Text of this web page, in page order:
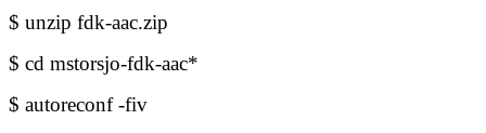
$ unzip fdk-aac.zip
$ cd mstorsjo-fdk-aac*
$ autoreconf -fiv